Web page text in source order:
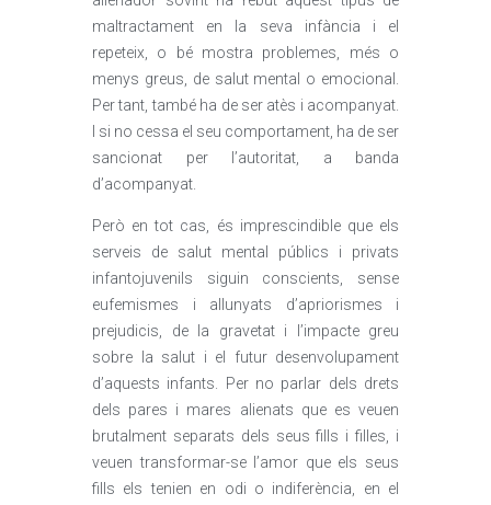
maltractament en la seva infància i el
repeteix, o bé mostra problemes, més o
menys greus, de salut mental o emocional.
Per tant, també ha de ser atès i acompanyat.
I si no cessa el seu comportament, ha de ser
sancionat per l’autoritat, a banda
d’acompanyat.
Però en tot cas, és imprescindible que els
serveis de salut mental públics i privats
infantojuvenils siguin conscients, sense
eufemismes i allunyats d’apriorismes i
prejudicis, de la gravetat i l’impacte greu
sobre la salut i el futur desenvolupament
d’aquests infants. Per no parlar dels drets
dels pares i mares alienats que es veuen
brutalment separats dels seus fills i filles, i
veuen transformar-se l’amor que els seus
fills els tenien en odi o indiferència, en el